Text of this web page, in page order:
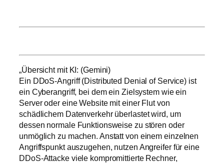
„Übersicht mit KI: (Gemini)
Ein DDoS-Angriff (Distributed Denial of Service) ist
ein Cyberangriff, bei dem ein Zielsystem wie ein
Server oder eine Website mit einer Flut von
schädlichem Datenverkehr überlastet wird, um
dessen normale Funktionsweise zu stören oder
unmöglich zu machen. Anstatt von einem einzelnen
Angriffspunkt auszugehen, nutzen Angreifer für eine
DDoS-Attacke viele kompromittierte Rechner,